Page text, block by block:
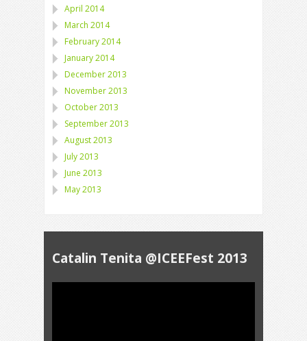
April 2014
March 2014
February 2014
January 2014
December 2013
November 2013
October 2013
September 2013
August 2013
July 2013
June 2013
May 2013
Catalin Tenita @ICEEFest 2013